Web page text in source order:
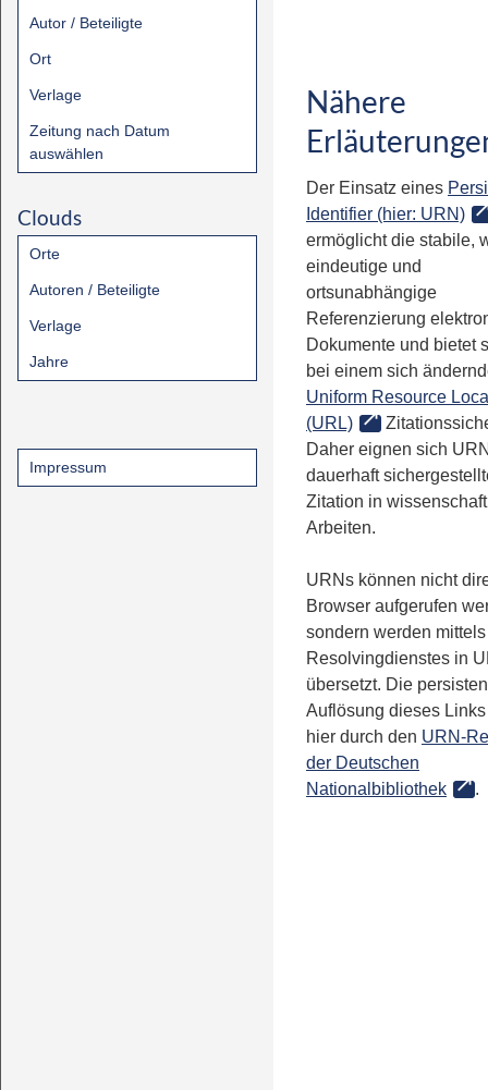
Autor / Beteiligte
Ort
Verlage
Zeitung nach Datum
auswählen
Clouds
Orte
Autoren / Beteiligte
Verlage
Jahre
Impressum
Nähere
Der Einsatz eines
Identifier (hier: URN)
ermöglicht die stabile,
eindeutige und
ortsunabhängige
Referenzierung
Dokumente und bietet
bei einem sich
Uniform Resource
(URL)
Daher eignen sich
dauerhaft
Zitation in
Arbeiten.
URNs können nicht
Browser aufgerufen
sondern werden
Resolvingdienstes in
übersetzt. Die
Auflösung dieses
hier durch den URN-
der Deutschen
Nationalbibliothek
.